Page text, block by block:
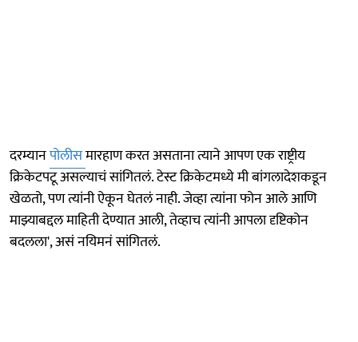
दरम्यानपोलीसमारहाण करत असताना त्याने आपण एक राष्ट्रीय
क्रिकेटपटू असल्याचं सांगितलं. टेस्ट क्रिकेटमध्ये मी बांगलादेशकडून
खेळतो, पण त्यांनी ऐकून घेतलं नाही. जेव्हा त्यांना फोन आले आणि
माझ्याबद्दल माहिती देण्यात आली, तेव्हाच त्यांनी आपला दृष्टिकोन
बदलला', असं नयिमनं सांगितलं.